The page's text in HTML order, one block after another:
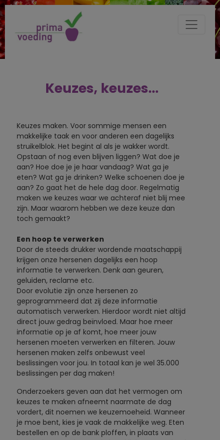
Keuzes, keuzes...
Keuzes maken. Voor sommige mensen een
makkelijke taak en voor anderen een dagelijks
struikelblok. Het begint al als je wakker wordt.
Opstaan of nog even blijven liggen? Wat doe je
aan? Hoe doe je je haar vandaag? Wat ga je
eten? Wat ga je drinken? Welke schoenen doe je
aan? Zo gaat het de hele dag door. Regelmatig
maken we keuzes waar we achteraf niet blij mee
zijn. Maar waarom hebben we deze keuze dan
toch gemaakt?
Een hoop te verwerken
Door de steeds drukker wordende maatschappij
krijgen onze hersenen dagelijks een hoop
informatie te verwerken. Denk aan geuren,
geluiden, reclame etc.
Door evolutie zijn onze hersenen zo
geprogrammeerd dat zij deze informatie
automatisch verwerken. Hierdoor wordt niet altijd
direct jouw gedrag beïnvloed. Maar hoe meer
informatie op je af komt, hoe meer jouw
hersenen moeten verwerken en filteren. Jouw
hersenen maken zelfs onbewust veel
beslissingen voor jou. In totaal kan je wel 35.000
beslissingen per dag maken!
Onderzoekers geven aan dat het vermogen om
keuzes te maken afneemt naarmate de dag
vordert, dit noemen we keuzemoeheid. Wanneer
je moe bent, kies je vaak de makkelijke weg. Eten
bestellen en op de bank ploffen, in plaats van